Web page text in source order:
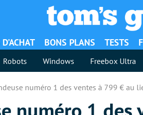
BONS PLANS TESTS
Robots Windows Freebox Ultra
numéro 1 des ventes à 799 € au